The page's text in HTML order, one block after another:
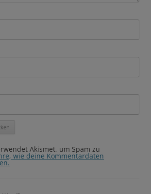
Akismet, um Spam zu
wie deine Kommentardaten